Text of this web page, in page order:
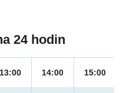
24 hodin
13:00 14:00 15:00